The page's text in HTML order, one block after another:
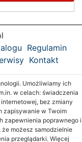
Regulamin
Kontakt
Umożliwiamy ich
w celach: świadczenia
bez zmiany
zapisywanie w Twoim
zapewnienia poprawnego i
możesz samodzielnie
przeglądarki. Więcej